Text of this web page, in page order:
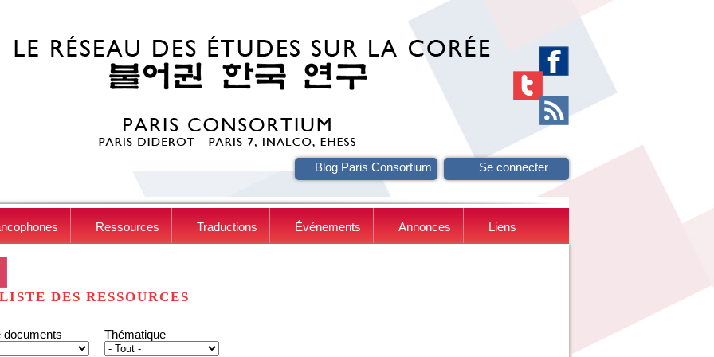
Blog Paris Consortium Se connecter
Ressources Traductions Événements Annonces Liens
LISTE DES RESSOURCES
documents Thématique